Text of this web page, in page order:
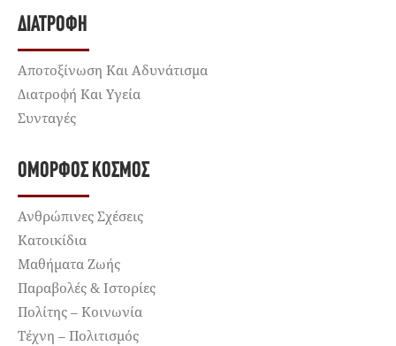
ΔΙΑΤΡΟΦΉ
Αποτοξίνωση Και Αδυνάτισμα
Διατροφή Και Υγεία
Συνταγές
ΌΜΟΡΦΟΣ ΚΌΣΜΟΣ
Ανθρώπινες Σχέσεις
Κατοικίδια
Μαθήματα Ζωής
Παραβολές & Ιστορίες
Πολίτης – Κοινωνία
Τέχνη – Πολιτισμός